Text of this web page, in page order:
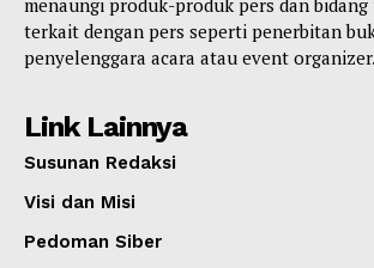
terkait dengan pers seperti penerbitan
penyelenggara acara atau event organizer.
Link Lainnya
Susunan Redaksi
Visi dan Misi
Pedoman Siber